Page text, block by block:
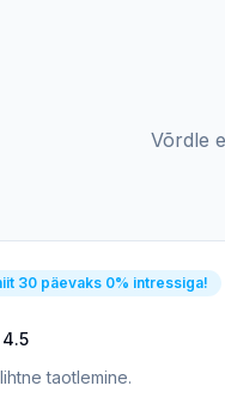
Võrdle
30 päevaks 0% intressiga!
4.5
taotlemine.